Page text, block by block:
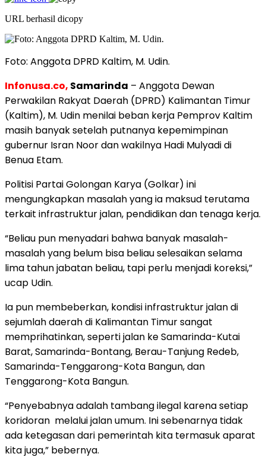
URL berhasil dicopy
Foto: Anggota DPRD Kaltim, M. Udin.
Infonusa.co, Samarinda – Anggota Dewan
Perwakilan Rakyat Daerah (DPRD) Kalimantan Timur
(Kaltim), M. Udin menilai beban kerja Pemprov Kaltim
masih banyak setelah putnanya kepemimpinan
gubernur Isran Noor dan wakilnya Hadi Mulyadi di
Benua Etam.
Politisi Partai Golongan Karya (Golkar) ini
mengungkapkan masalah yang ia maksud terutama
terkait infrastruktur jalan, pendidikan dan tenaga kerja.
“Beliau pun menyadari bahwa banyak masalah-
masalah yang belum bisa beliau selesaikan selama
lima tahun jabatan beliau, tapi perlu menjadi koreksi,”
ucap Udin.
Ia pun membeberkan, kondisi infrastruktur jalan di
sejumlah daerah di Kalimantan Timur sangat
memprihatinkan, seperti jalan ke Samarinda-Kutai
Barat, Samarinda-Bontang, Berau-Tanjung Redeb,
Samarinda-Tenggarong-Kota Bangun, dan
Tenggarong-Kota Bangun.
“Penyebabnya adalah tambang ilegal karena setiap
koridoran melalui jalan umum. Ini sebenarnya tidak
ada ketegasan dari pemerintah kita termasuk aparat
kita juga,” bebernya.